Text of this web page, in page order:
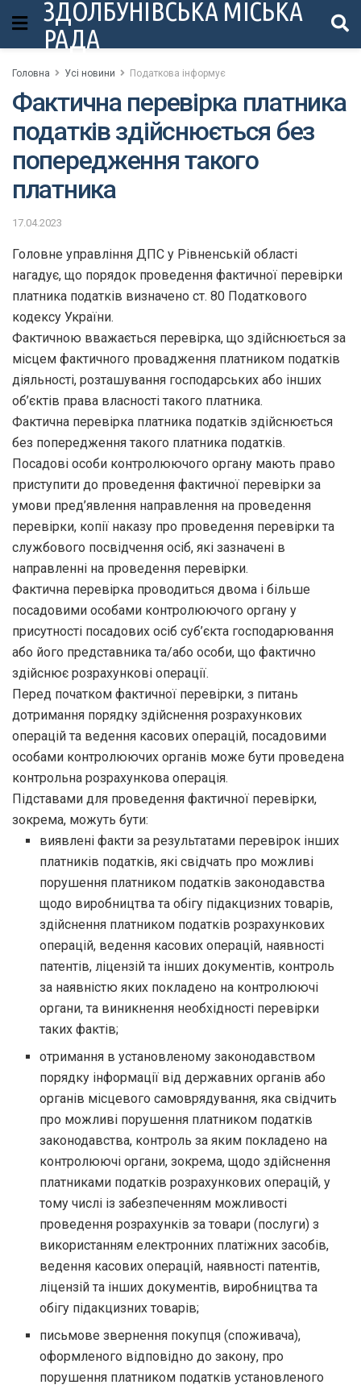
ЗДОЛБУНІВСЬКА МІСЬКА
РАДА
Головна Усі новини Податкова інформує
Фактична перевірка платника
податків здійснюється без
попередження такого
платника
17.04.2023
Головне управління ДПС у Рівненській області
нагадує, що порядок проведення фактичної перевірки
платника податків визначено ст. 80 Податкового
кодексу України.
Фактичною вважається перевірка, що здійснюється за
місцем фактичного провадження платником податків
діяльності, розташування господарських або інших
об’єктів права власності такого платника.
Фактична перевірка платника податків здійснюється
без попередження такого платника податків.
Посадові особи контролюючого органу мають право
приступити до проведення фактичної перевірки за
умови пред’явлення направлення на проведення
перевірки, копії наказу про проведення перевірки та
службового посвідчення осіб, які зазначені в
направленні на проведення перевірки.
Фактична перевірка проводиться двома і більше
посадовими особами контролюючого органу у
присутності посадових осіб суб’єкта господарювання
або його представника та/або особи, що фактично
здійснює розрахункові операції.
Перед початком фактичної перевірки, з питань
дотримання порядку здійснення розрахункових
операцій та ведення касових операцій, посадовими
особами контролюючих органів може бути проведена
контрольна розрахункова операція.
Підставами для проведення фактичної перевірки,
зокрема, можуть бути:
виявлені факти за результатами перевірок інших
платників податків, які свідчать про можливі
порушення платником податків законодавства
щодо виробництва та обігу підакцизних товарів,
здійснення платником податків розрахункових
операцій, ведення касових операцій, наявності
патентів, ліцензій та інших документів, контроль
за наявністю яких покладено на контролюючі
органи, та виникнення необхідності перевірки
таких фактів;
отримання в установленому законодавством
порядку інформації від державних органів або
органів місцевого самоврядування, яка свідчить
про можливі порушення платником податків
законодавства, контроль за яким покладено на
контролюючі органи, зокрема, щодо здійснення
платниками податків розрахункових операцій, у
тому числі із забезпеченням можливості
проведення розрахунків за товари (послуги) з
використанням електронних платіжних засобів,
ведення касових операцій, наявності патентів,
ліцензій та інших документів, виробництва та
обігу підакцизних товарів;
письмове звернення покупця (споживача),
оформленого відповідно до закону, про
порушення платником податків установленого